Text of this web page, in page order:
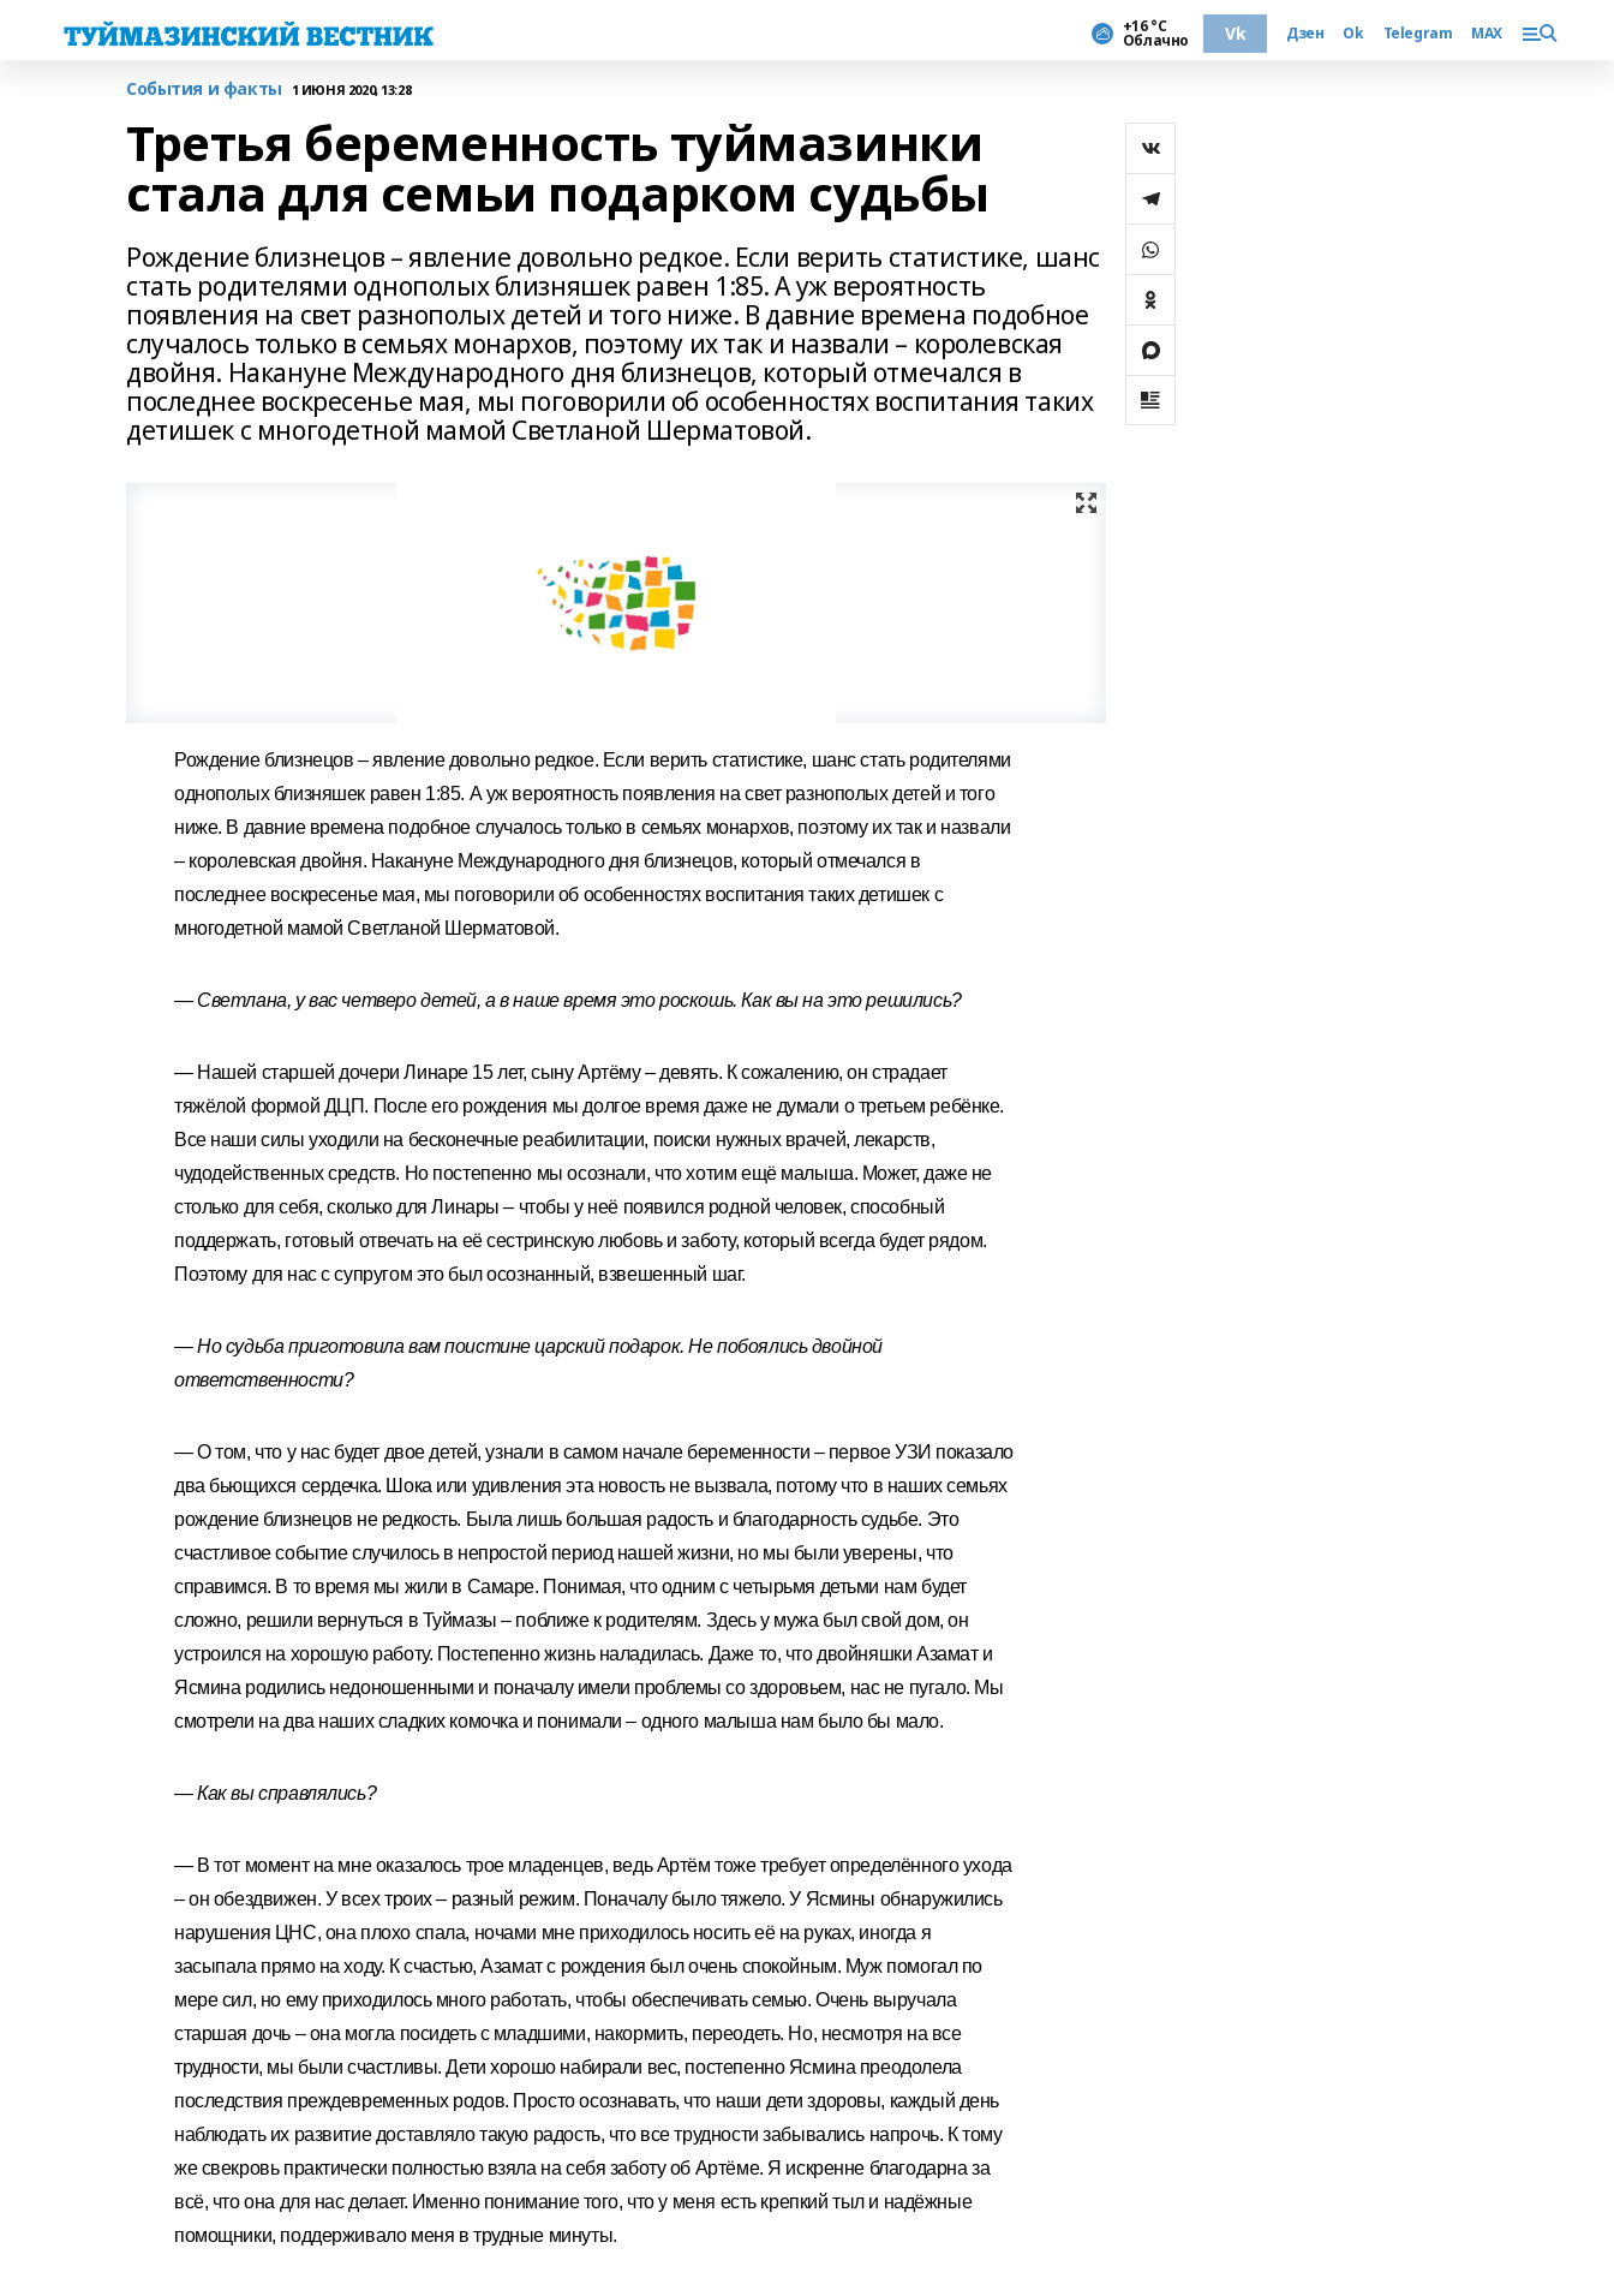
+16 °С
Облачно Vk Дзен Ok Telegram MAX
События и факты 1 ИЮНЯ 2020, 13:28
Третья беременность туймазинки
стала для семьи подарком судьбы
Рождение близнецов – явление довольно редкое. Если верить статистике, шанс
стать родителями однополых близняшек равен 1:85. А уж вероятность
появления на свет разнополых детей и того ниже. В давние времена подобное
случалось только в семьях монархов, поэтому их так и назвали – королевская
двойня. Накануне Международного дня близнецов, который отмечался в
последнее воскресенье мая, мы поговорили об особенностях воспитания таких
детишек с многодетной мамой Светланой Шерматовой.
Рождение близнецов – явление довольно редкое. Если верить статистике, шанс стать родителями
однополых близняшек равен 1:85. А уж вероятность появления на свет разнополых детей и того
ниже. В давние времена подобное случалось только в семьях монархов, поэтому их так и назвали
– королевская двойня. Накануне Международного дня близнецов, который отмечался в
последнее воскресенье мая, мы поговорили об особенностях воспитания таких детишек с
многодетной мамой Светланой Шерматовой.
— Светлана, у вас четверо детей, а в наше время это роскошь. Как вы на это решились?
— Нашей старшей дочери Линаре 15 лет, сыну Артёму – девять. К сожалению, он страдает
тяжёлой формой ДЦП. После его рождения мы долгое время даже не думали о третьем ребёнке.
Все наши силы уходили на бесконечные реабилитации, поиски нужных врачей, лекарств,
чудодейственных средств. Но постепенно мы осознали, что хотим ещё малыша. Может, даже не
столько для себя, сколько для Линары – чтобы у неё появился родной человек, способный
поддержать, готовый отвечать на её сестринскую любовь и заботу, который всегда будет рядом.
Поэтому для нас с супругом это был осознанный, взвешенный шаг.
— Но судьба приготовила вам поистине царский подарок. Не побоялись двойной
ответственности?
— О том, что у нас будет двое детей, узнали в самом начале беременности – первое УЗИ показало
два бьющихся сердечка. Шока или удивления эта новость не вызвала, потому что в наших семьях
рождение близнецов не редкость. Была лишь большая радость и благодарность судьбе. Это
счастливое событие случилось в непростой период нашей жизни, но мы были уверены, что
справимся. В то время мы жили в Самаре. Понимая, что одним с четырьмя детьми нам будет
сложно, решили вернуться в Туймазы – поближе к родителям. Здесь у мужа был свой дом, он
устроился на хорошую работу. Постепенно жизнь наладилась. Даже то, что двойняшки Азамат и
Ясмина родились недоношенными и поначалу имели проблемы со здоровьем, нас не пугало. Мы
смотрели на два наших сладких комочка и понимали – одного малыша нам было бы мало.
— Как вы справлялись?
— В тот момент на мне оказалось трое младенцев, ведь Артём тоже требует определённого ухода
– он обездвижен. У всех троих – разный режим. Поначалу было тяжело. У Ясмины обнаружились
нарушения ЦНС, она плохо спала, ночами мне приходилось носить её на руках, иногда я
засыпала прямо на ходу. К счастью, Азамат с рождения был очень спокойным. Муж помогал по
мере сил, но ему приходилось много работать, чтобы обеспечивать семью. Очень выручала
старшая дочь – она могла посидеть с младшими, накормить, переодеть. Но, несмотря на все
трудности, мы были счастливы. Дети хорошо набирали вес, постепенно Ясмина преодолела
последствия преждевременных родов. Просто осознавать, что наши дети здоровы, каждый день
наблюдать их развитие доставляло такую радость, что все трудности забывались напрочь. К тому
же свекровь практически полностью взяла на себя заботу об Артёме. Я искренне благодарна за
всё, что она для нас делает. Именно понимание того, что у меня есть крепкий тыл и надёжные
помощники, поддерживало меня в трудные минуты.